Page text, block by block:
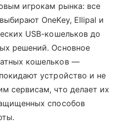
игрокам рынка: все
OneKey, Ellipal и
USB-кошельков до
решений. Основное
кошельков —
устройство и не
сервисам, что делает их
способов